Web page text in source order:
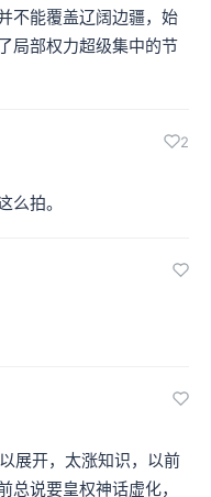
不能覆盖辽阔边疆，始
局部权力超级集中的节
2
么拍。
展开，太涨知识，以前
总说要皇权神话虚化，